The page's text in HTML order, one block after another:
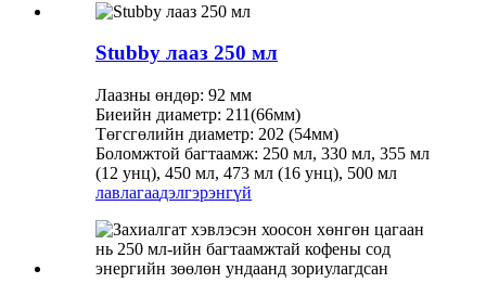
Stubby лааз 250 мл
Лаазны өндөр: 92 мм
Биеийн диаметр: 211(66мм)
Төгсгөлийн диаметр: 202 (54мм)
Боломжтой багтаамж: 250 мл, 330 мл, 355 мл
(12 унц), 450 мл, 473 мл (16 унц), 500 мл
лавлагаадэлгэрэнгүй